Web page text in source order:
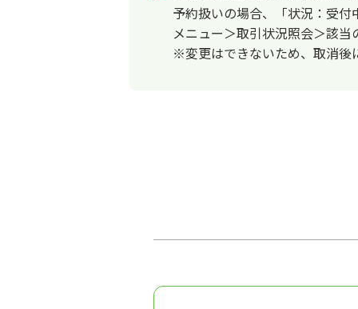
予約扱いの場合、「状況：受
メニュー＞取引状況照会＞該
※変更はできないため、取消後